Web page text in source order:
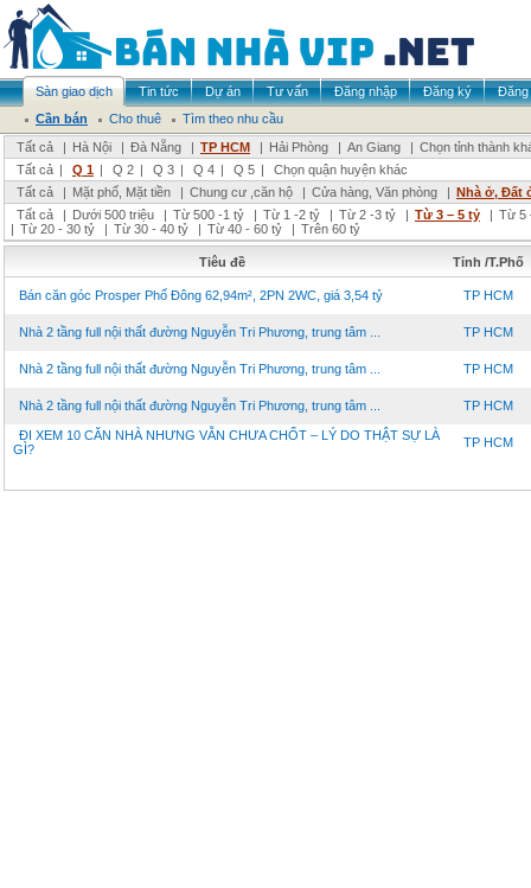
Sàn giao dịch Tin tức Dự án Tư vấn Đăng nhập Đăng ký
Đăng
Cần bán
Cho thuê
Tìm theo nhu cầu
Tất cả
| Hà Nội | Đà Nẵng | TP HCM | Hải Phòng | An Giang | Chọn tỉnh thành
Tất cả | Q 1 | Q 2 | Q 3 | Q 4 | Q 5 |
Chọn quận huyện khác
Tất cả
| Mặt phố, Mặt tiền | Chung cư ,căn hộ | Cửa hàng, Văn phòng | Nhà ở, Đất
Tất cả
| Dưới 500 triệu | Từ 500 -1 tỷ | Từ 1 -2 tỷ | Từ 2 -3 tỷ | Từ 3 – 5 tỷ | Từ 5
| Từ 20 - 30 tỷ | Từ 30 - 40 tỷ | Từ 40 - 60 tỷ | Trên 60 tỷ
Tiêu đề Tỉnh /T.Phố
Bán căn góc Prosper Phố Đông 62,94m², 2PN 2WC, giá 3,54 tỷ TP HCM
Nhà 2 tầng full nội thất đường Nguyễn Tri Phương, trung tâm ... TP HCM
Nhà 2 tầng full nội thất đường Nguyễn Tri Phương, trung tâm ... TP HCM
Nhà 2 tầng full nội thất đường Nguyễn Tri Phương, trung tâm ... TP HCM
ĐI XEM 10 CĂN NHÀ NHƯNG VẪN CHƯA CHỐT – LÝ DO THẬT SỰ LÀ
GÌ?
TP HCM